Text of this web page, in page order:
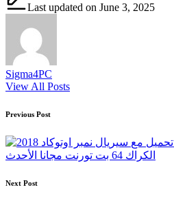
Last updated on June 3, 2025
Sigma4PC
View All Posts
Post
navigation
Previous Post
سيريال نمبر اوتوكاد 2018 تحميل مع
الكراك 64 بت تورنت مجانا الأحدث
Next Post